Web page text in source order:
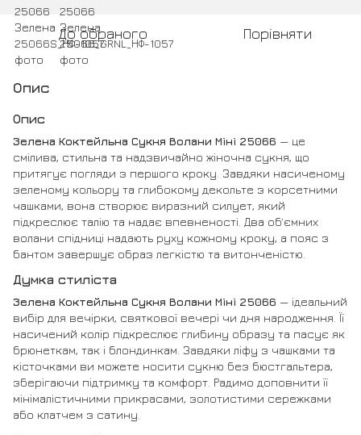
До обраного Порівняти
Опис
Опис
Зелена Коктейльна Сукня Волани Міні 25066 — це
смілива, стильна та надзвичайно жіночна сукня, що
притягує погляди з першого кроку. Завдяки насиченому
зеленому кольору та глибокому декольте з корсетними
чашками, вона створює виразний силует, який
підкреслює талію та надає впевненості. Два обʼємних
волани спідниці надають руху кожному кроку, а пояс з
бантом завершує образ легкістю та витонченістю.
Думка стиліста
Зелена Коктейльна Сукня Волани Міні 25066 — ідеальний
вибір для вечірки, святкової вечері чи дня народження. Її
насичений колір підкреслює глибину образу та пасує як
брюнеткам, так і блондинкам. Завдяки ліфу з чашками та
кісточками ви можете носити сукню без бюстгальтера,
зберігаючи підтримку та комфорт. Радимо доповнити її
мінімалістичними прикрасами, золотистими сережками
або клатчем з сатину.